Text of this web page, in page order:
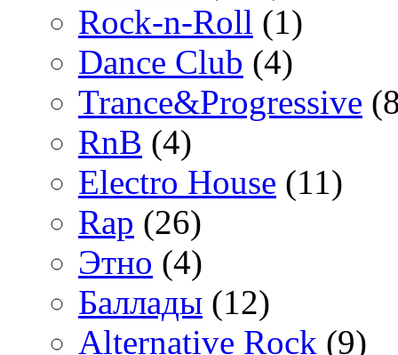
Rock-n-Roll (1)
Dance Club (4)
Trance&Progressive
RnB (4)
Electro House (11)
Rap (26)
Этно (4)
Баллады (12)
Alternative Rock (9)